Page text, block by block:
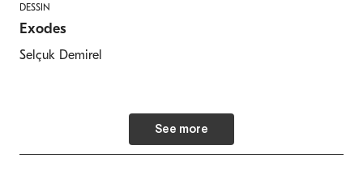
DESSIN
Exodes
Selçuk Demirel
See more